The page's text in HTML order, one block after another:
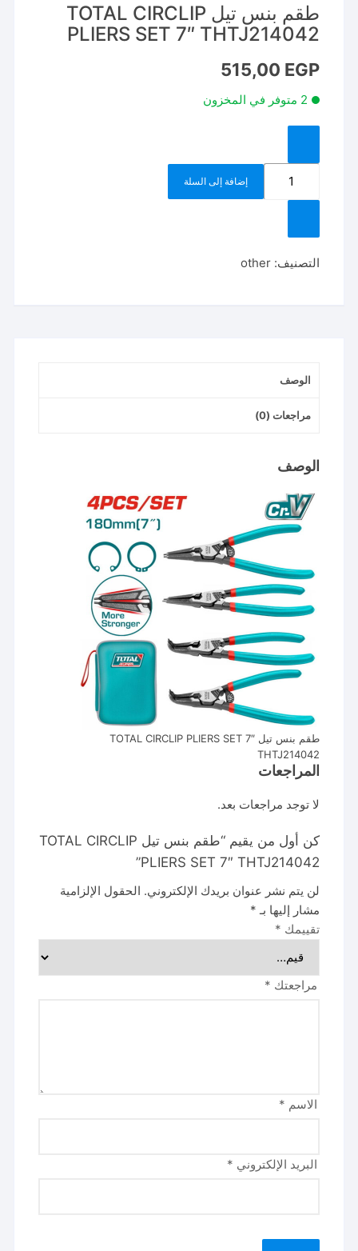
طقم بنس تيل TOTAL CIRCLIP
PLIERS SET 7″ THTJ214042
515,00 EGP
2 متوفر في المخزون
CIRCLIP
إضافة إلى السلة
التصنيف:other
الوصف
مراجعات (0)
الوصف
طقم بنس تيل TOTAL CIRCLIP PLIERS SET 7″
THTJ214042
المراجعات
لا توجد مراجعات بعد.
كن أول من يقيم “طقم بنس تيل TOTAL CIRCLIP
PLIERS SET 7″ THTJ214042”
لن يتم نشر عنوان بريدك الإلكتروني. الحقول الإلزامية
مشار إليها بـ *
تقييمك *
مراجعتك *
الاسم *
البريد الإلكتروني *